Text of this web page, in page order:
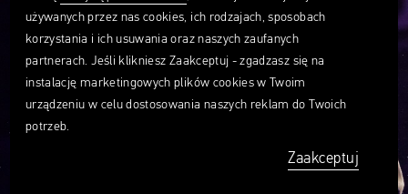
używanych przez nas cookies, ich rodzajach, sposobach
korzystania i ich usuwania oraz naszych zaufanych
partnerach. Jeśli klikniesz Zaakceptuj - zgadzasz się na
instalację marketingowych plików cookies w Twoim
urządzeniu w celu dostosowania naszych reklam do Twoich
potrzeb.
Zaakceptuj